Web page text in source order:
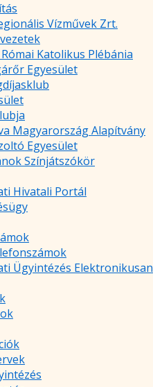
Vízművek Zrt.
Katolikus Plébánia
Egyesület
Magyarország Alapítvány
Egyesület
Színjátszókör
Hivatali Portál
Ügyintézés Elektronikusan